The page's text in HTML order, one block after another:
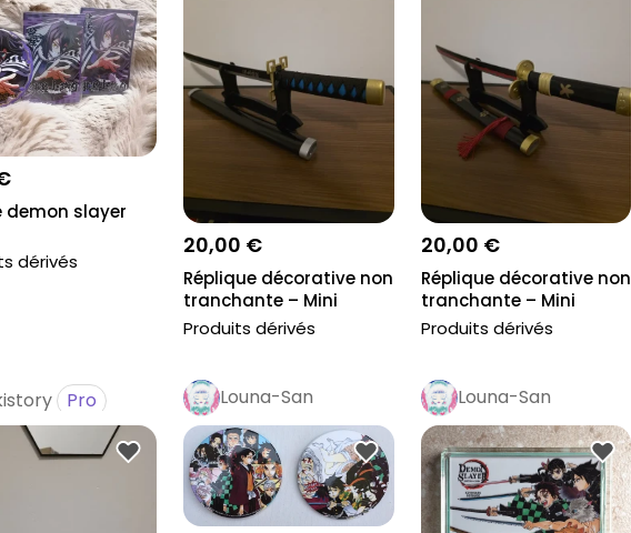
demon slayer
dérivés
20,00 €
Réplique décorative non
tranchante – Mini
katana i...
Produits dérivés
20,00 €
Réplique décorative non
tranchante – Mini
katana i...
Produits dérivés
Pro Louna-San Louna-San